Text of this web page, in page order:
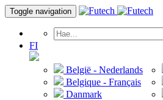
Toggle navigation
FI
België - Nederlands
Belgique - Français
Danmark